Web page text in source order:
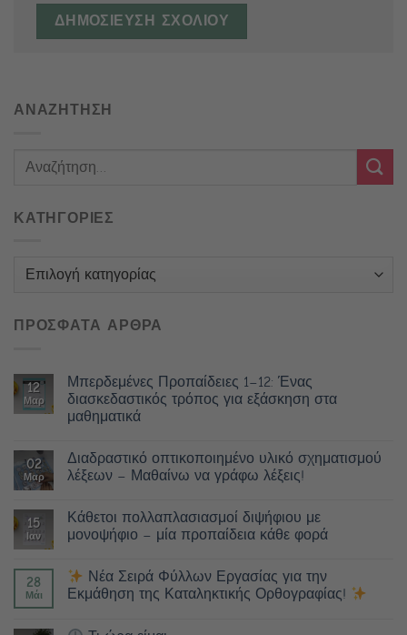
ΑΝΑΖΗΤΗΣΗ
ΚΑΤΗΓΟΡΙΕΣ
Κατηγορίες
ΠΡΟΣΦΑΤΑ ΑΡΘΡΑ
12
Μαρ
Μπερδεμένες Προπαίδειες 1–12: Ένας
διασκεδαστικός τρόπος για εξάσκηση στα
μαθηματικά
02
Μαρ
Διαδραστικό οπτικοποιημένο υλικό σχηματισμού
λέξεων – Μαθαίνω να γράφω λέξεις!
15
Ιαν
Κάθετοι πολλαπλασιασμοί διψήφιου με
μονοψήφιο – μία προπαίδεια κάθε φορά
28
Μάι
Νέα Σειρά Φύλλων Εργασίας για την
Εκμάθηση της Καταληκτικής Ορθογραφίας!